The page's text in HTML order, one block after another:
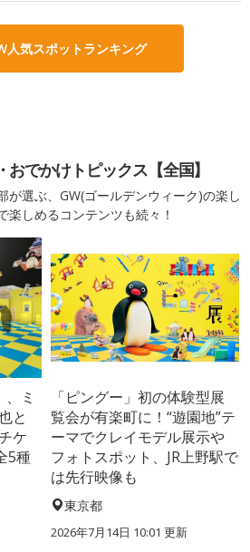
人気スポットランキング
おでかけトピックス【全国】
が選ぶ、GW(ゴールデンウィーク)の楽し
楽しめるコンテンツも続々！
ミ
と
ケ
5種
「ピングー」初の体験型展
覧会が有楽町に！“遊園地”テ
ーマでクレイモデル展示や
フォトスポット、JR上野駅で
は先行映像も
東京都
2026年7月14日 10:01 更新